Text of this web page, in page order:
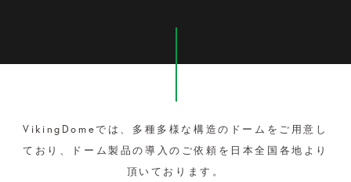
VikingDomeでは、多種多様な構造のドームをご用意し
ており、ドーム製品の導入のご依頼を日本全国各地より
頂いております。
商品ラインナップ
YouTube